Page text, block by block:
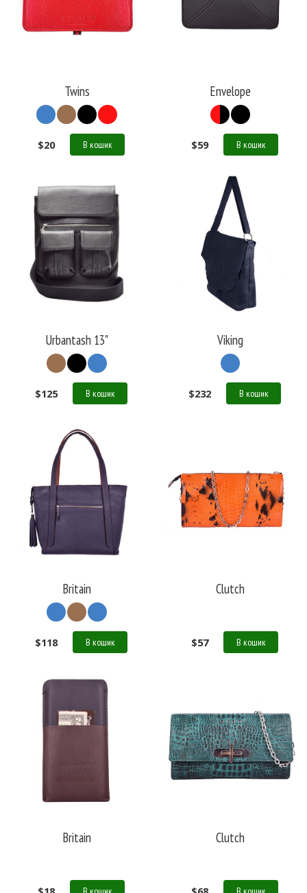
Twins
$20 В кошик
Envelope
$59 В кошик
Urbantash 13"
$125 В кошик
Viking
$232 В кошик
Britain
$118 В кошик
Clutch
$57 В кошик
Britain Clutch